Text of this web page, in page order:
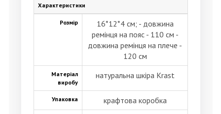
Характеристики
Розмір
16*12*4 см; - довжина
ремінця на пояс - 110 см -
довжина ремінця на плече -
120 см
Матеріал
виробу
натуральна шкіра Krast
Упаковка крафтова коробка